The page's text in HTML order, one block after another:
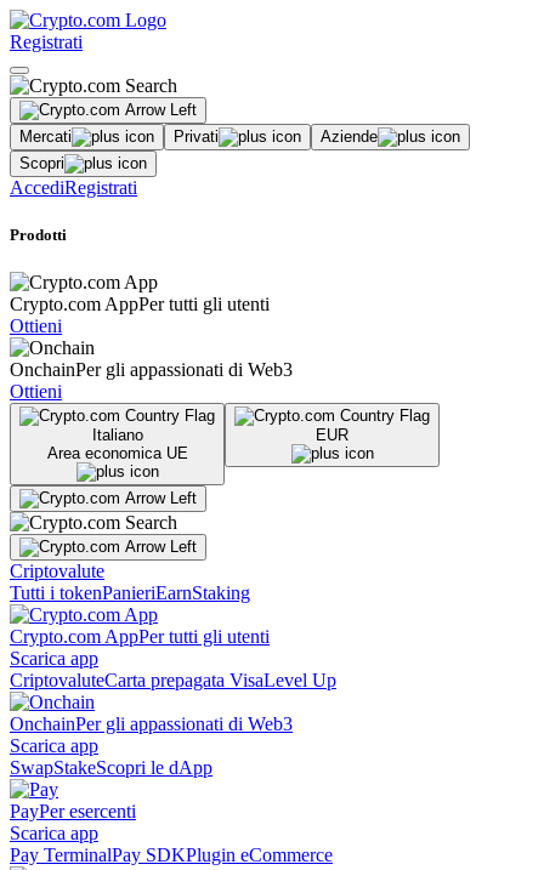
Registrati
Mercati Privati
Aziende
Scopri
AccediRegistrati
Prodotti
Crypto.com AppPer tutti gli utenti
Ottieni
OnchainPer gli appassionati di Web3
Ottieni
Italiano
Area economica UE
EUR
Criptovalute
Tutti i tokenPanieriEarnStaking
Crypto.com AppPer tutti gli utenti
Scarica app
CriptovaluteCarta prepagata VisaLevel Up
OnchainPer gli appassionati di Web3
Scarica app
SwapStakeScopri le dApp
PayPer esercenti
Scarica app
Pay TerminalPay SDKPlugin eCommerce